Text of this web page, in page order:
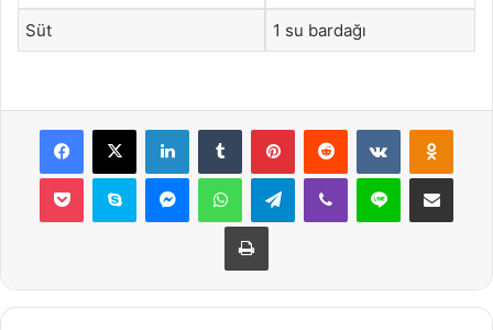
Süt 1 su bardağı
Facebook
X LinkedInTumblr PinterestReddit VKontakte
Pocket Skype MessengerWhatsAppTelegramViber Line E-Posta ile
Yazdır